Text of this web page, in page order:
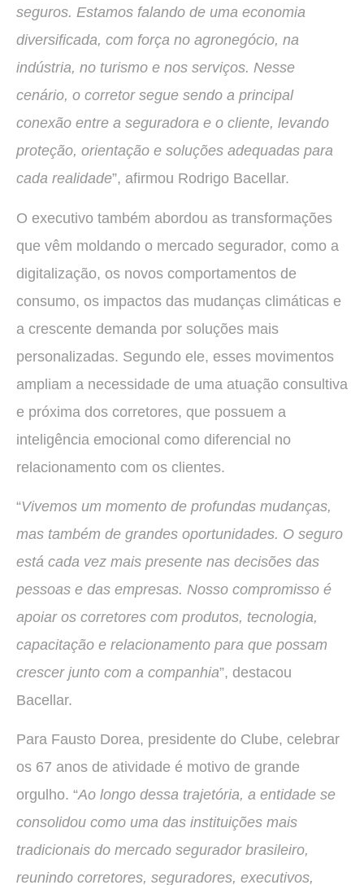
seguros. Estamos falando de uma economia
diversificada, com força no agronegócio, na
indústria, no turismo e nos serviços. Nesse
cenário, o corretor segue sendo a principal
conexão entre a seguradora e o cliente, levando
proteção, orientação e soluções adequadas para
cada realidade”, afirmou Rodrigo Bacellar.
O executivo também abordou as transformações
que vêm moldando o mercado segurador, como a
digitalização, os novos comportamentos de
consumo, os impactos das mudanças climáticas e
a crescente demanda por soluções mais
personalizadas. Segundo ele, esses movimentos
ampliam a necessidade de uma atuação consultiva
e próxima dos corretores, que possuem a
inteligência emocional como diferencial no
relacionamento com os clientes.
“Vivemos um momento de profundas mudanças,
mas também de grandes oportunidades. O seguro
está cada vez mais presente nas decisões das
pessoas e das empresas. Nosso compromisso é
apoiar os corretores com produtos, tecnologia,
capacitação e relacionamento para que possam
crescer junto com a companhia”, destacou
Bacellar.
Para Fausto Dorea, presidente do Clube, celebrar
os 67 anos de atividade é motivo de grande
orgulho. “Ao longo dessa trajetória, a entidade se
consolidou como uma das instituições mais
tradicionais do mercado segurador brasileiro,
reunindo corretores, seguradores, executivos,